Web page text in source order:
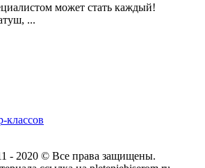
может стать каждый!
...
классов
- 2020 © Все права защищены.